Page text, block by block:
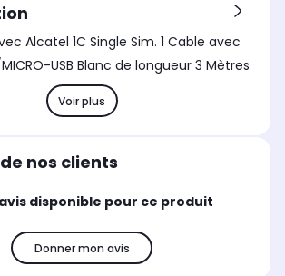
Alcatel 1C Single Sim. 1 Cable avec
USB Blanc de longueur 3 Mètres
Voir plus
nos clients
disponible pour ce produit
Donner mon avis